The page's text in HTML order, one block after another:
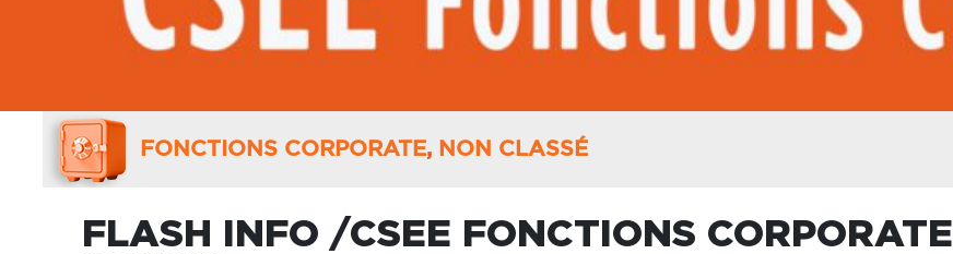
FONCTIONS CORPORATE, NON CLASSÉ
FLASH INFO /CSEE FONCTIONS CORPORATE